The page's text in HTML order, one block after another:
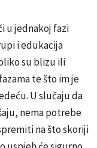
u jednakoj fazi
i edukacija
su blizu ili
te što im je
U slučaju da
nema potrebe
na što skoriji